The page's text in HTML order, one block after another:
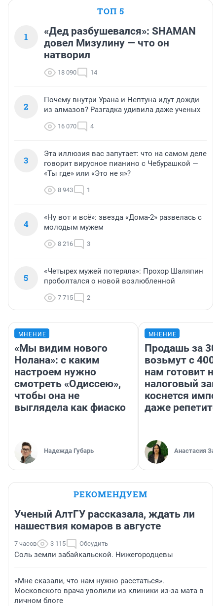
ТОП 5
1
«Дед разбушевался»: SHAMAN
довел Мизулину — что он
натворил
18 090 14
2
Почему внутри Урана и Нептуна идут дожди
из алмазов? Разгадка удивила даже ученых
16 070 4
3
Эта иллюзия вас запутает: что на самом деле
говорит вирусное пианино с Чебурашкой —
«Ты где» или «Это не я»?
8 943 1
4
«Ну вот и всё»: звезда «Дома-2» развелась с
молодым мужем
8 216 3
5
«Четырех мужей потеряла»: Прохор Шаляпин
проболтался о новой возлюбленной
7 715 2
МНЕНИЕ
«Мы видим нового
Нолана»: с каким
настроем нужно
смотреть «Одиссею»,
чтобы она не
выглядела как фиаско
Надежда Губарь
МНЕНИЕ
Продашь за
возьмут с
нам готовит
налоговый
коснется
даже
Анастасия
РЕКОМЕНДУЕМ
Ученый АлтГУ рассказала, ждать ли
нашествия комаров в августе
7 часов 3 115 Обсудить
Соль земли забайкальской. Нижегородцевы
«Мне сказали, что нам нужно расстаться».
Московского врача уволили из клиники из-за мата в
личном блоге